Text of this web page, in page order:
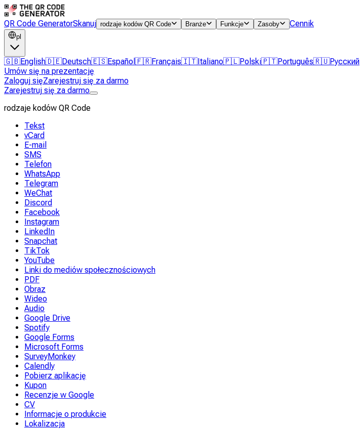
QR Code GeneratorSkanuj rodzaje kodów QR Code Branże Funkcje Zasoby Cennik
pl
🇬🇧English🇩🇪Deutsch🇪🇸Español 🇫🇷Français🇮🇹Italiano🇵🇱Polski🇵🇹Português🇷🇺Русский
Umów się na prezentację
Zaloguj sięZarejestruj się za darmo
Zarejestruj się za darmo
rodzaje kodów QR Code
Tekst
vCard
E-mail
SMS
Telefon
WhatsApp
Telegram
WeChat
Discord
Facebook
Instagram
LinkedIn
Snapchat
TikTok
YouTube
Linki do mediów społecznościowych
PDF
Obraz
Wideo
Audio
Google Drive
Spotify
Google Forms
Microsoft Forms
SurveyMonkey
Calendly
Pobierz aplikację
Kupon
Recenzje w Google
CV
Informacje o produkcie
Lokalizacja